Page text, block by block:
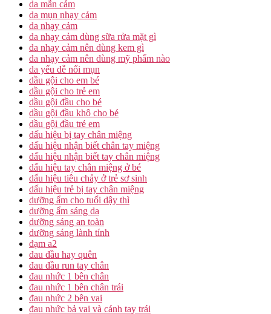
da mẫn cảm
da mụn nhạy cảm
da nhạy cảm
da nhạy cảm dùng sữa rửa mặt gì
da nhạy cảm nên dùng kem gì
da nhạy cảm nên dùng mỹ phẩm nào
da yếu dễ nổi mụn
dầu gội cho em bé
dầu gội cho trẻ em
dầu gội đầu cho bé
dầu gội đầu khô cho bé
dầu gội đầu trẻ em
dấu hiệu bị tay chân miệng
dấu hiệu nhận biết chân tay miệng
dấu hiệu nhận biết tay chân miệng
dấu hiệu tay chân miệng ở bé
dấu hiệu tiêu chảy ở trẻ sơ sinh
dấu hiệu trẻ bị tay chân miệng
dưỡng ẩm cho tuổi dậy thì
dưỡng ẩm sáng da
dưỡng sáng an toàn
dưỡng sáng lành tính
đạm a2
đau đầu hay quên
đau đầu run tay chân
đau nhức 1 bên chân
đau nhức 1 bên chân trái
đau nhức 2 bên vai
đau nhức bả vai và cánh tay trái